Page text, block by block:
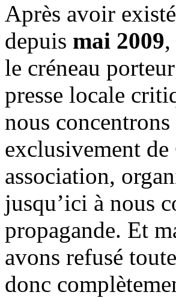
Après avoir
depuis mai 2009
le créneau
presse locale
nous
exclusivement
association,
jusqu’ici à nous
propagande. Et
avons refusé
donc